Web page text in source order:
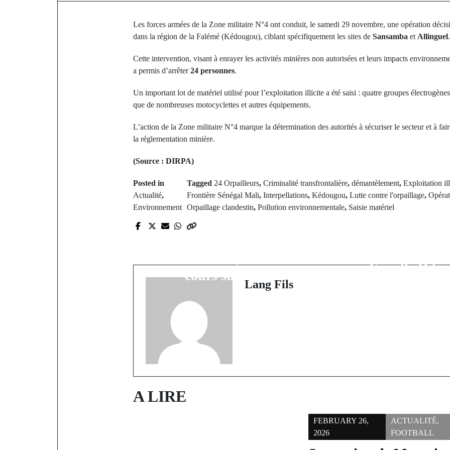
Les forces armées de la Zone militaire N°4 ont conduit, le samedi 29 novembre, une opération
dans la région de la Falémé (Kédougou), ciblant spécifiquement les sites de Sansamba et Allinguel.
Cette intervention, visant à enrayer les activités minières non autorisées et leurs impacts
a permis d’arrêter24 personnes.
Un important lot de matériel utilisé pour l’exploitation illicite a été saisi : quatre groupes
que de nombreuses motocyclettes et autres équipements.
L’action de la Zone militaire N°4 marque la détermination des autorités à sécuriser le secteur et à
la réglementation minière.
(Source : DIRPA)
Posted in
Actualité,
Environnement
Tagged 24 Orpailleurs, Criminalité transfrontalière, démantèlement, Exploitation
Frontière Sénégal Mali, Interpellations, Kédougou, Lutte contre l'orpaillage,
Orpaillage clandestin, Pollution environnementale, Saisie matériel
cours suspendus
Famille Diba
Lang Fils
A LIRE
FEBRUARY 26,
2026
ACTUALITÉ,
FOOTBALL